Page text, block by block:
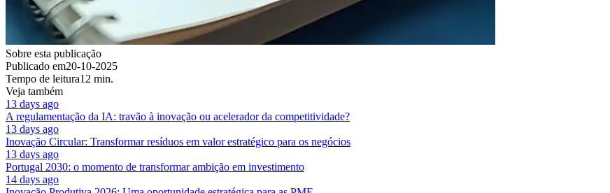
Sobre esta publicação
Publicado em20-10-2025
Tempo de leitura12 min.
Veja também
13 days ago
A regulamentação da IA: travão à inovação ou acelerador da competitividade?
13 days ago
Inovação Circular: Transformar resíduos em valor estratégico para os negócios
13 days ago
Portugal 2030: o momento de transformar ambição em investimento
14 days ago